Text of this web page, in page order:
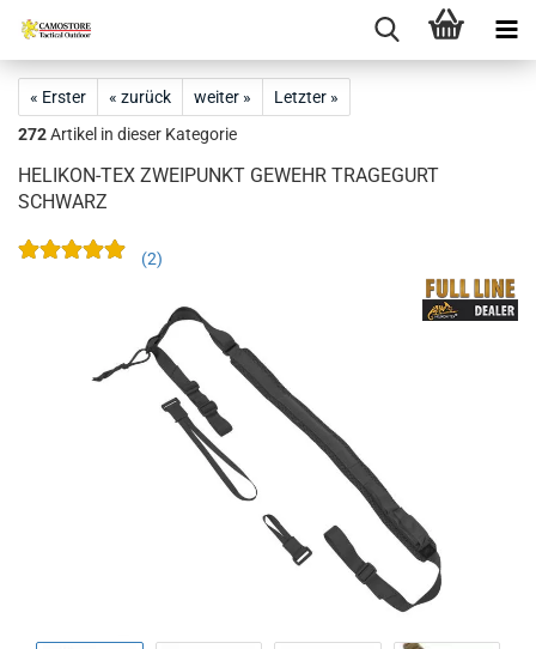
« Erster « zurück weiter »
Letzter »
272Artikel in dieser Kategorie
HELIKON-TEX ZWEIPUNKT GEWEHR TRAGEGURT
SCHWARZ
2